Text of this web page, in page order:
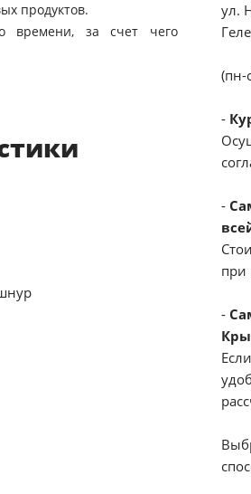
продуктов.
времени, за счет чего
ул.
(пн-
-
-
при
-